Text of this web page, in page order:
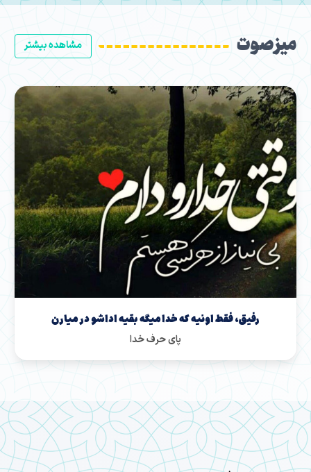
مشاهده بیشتر میز صوت
صُمود نماهنگ | با صدای حامد زمانی با صدای حامد زمانی
واژه عربی «صمود» به معنای استواری و مقاومت است.